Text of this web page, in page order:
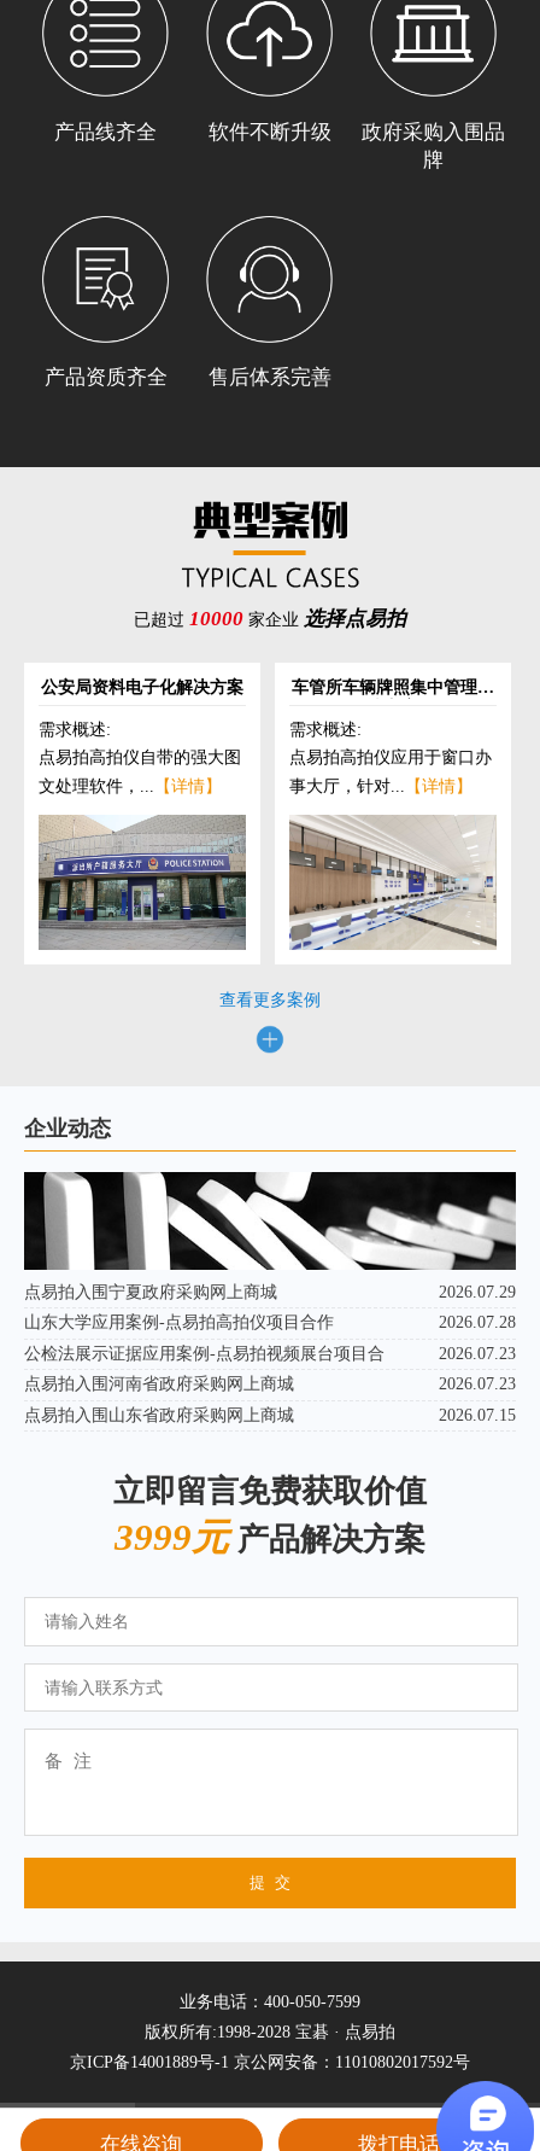
产品线齐全 软件不断升级
政府采购入围品
牌
产品资质齐全 售后体系完善
已超过 10000 家企业 选择点易拍
公安局资料电子化解决方案
需求概述:
点易拍高拍仪自带的强大图
文处理软件，... 【详情】
车管所车辆牌照集中管理解
需求概述:
点易拍高拍仪应用于窗口办
事大厅，针对... 【详情】
查看更多案例
企业动态
点易拍入围宁夏政府采购网上商城
2026.07.29
山东大学应用案例-点易拍高拍仪项目合作
2026.07.28
公检法展示证据应用案例-点易拍视频展台项目合
2026.07.23
点易拍入围河南省政府采购网上商城
2026.07.23
点易拍入围山东省政府采购网上商城
2026.07.15
立即留言免费获取价值
3999元产品解决方案
业务电话：400-050-7599
版权所有:1998-2028 宝碁 · 点易拍
京ICP备14001889号-1 京公网安备：11010802017592号
在线咨询 拨打电话